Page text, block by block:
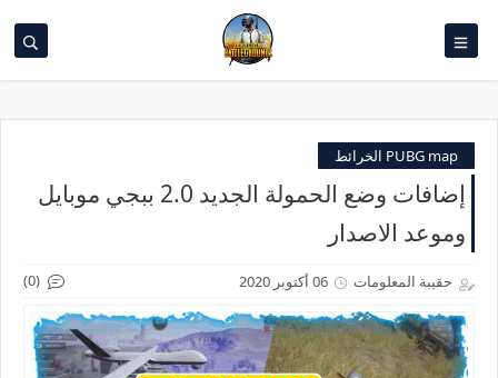
PUBG map الخرائط
إضافات وضع الحمولة الجديد 2.0 ببجي موبايل
وموعد الاصدار
حقيبة المعلومات 06 أكتوبر 2020 (0)